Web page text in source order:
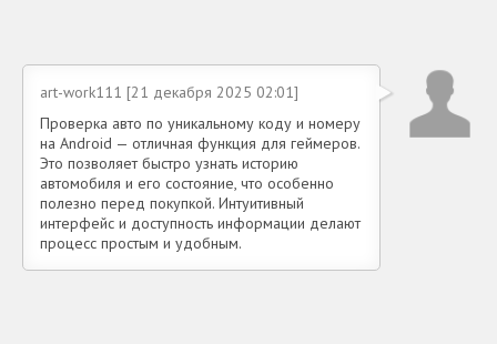
art-work111 [21 декабря 2025 02:01]
Проверка авто по уникальному коду и номеру
на Android — отличная функция для геймеров.
Это позволяет быстро узнать историю
автомобиля и его состояние, что особенно
полезно перед покупкой. Интуитивный
интерфейс и доступность информации делают
процесс простым и удобным.